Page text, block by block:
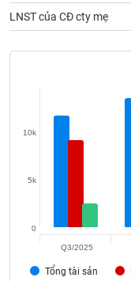
LNST của CĐ cty mẹ
Tổng tài sản
0
5k
10k
Q3/2025
Dịch
vụ
Sách